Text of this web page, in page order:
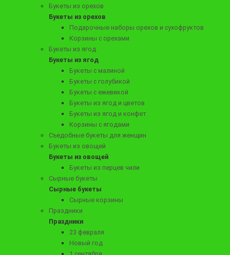
Букеты из орехов
Букеты из орехов
Подарочные наборы орехов и сухофруктов
Корзины с орехами
Букеты из ягод
Букеты из ягод
Букеты с малиной
Букеты с голубикой
Букеты с ежевикой
Букеты из ягод и цветов
Букеты из ягод и конфет
Корзины с ягодами
Съедобные букеты для женщин
Букеты из овощей
Букеты из овощей
Букеты из перцев чили
Сырные букеты
Сырные букеты
Сырные корзины
Праздники
Праздники
23 февраля
Новый год
Букет из краба и раков "Царский ужин"
Букет из раков и лангустинов "Речной деликатес"